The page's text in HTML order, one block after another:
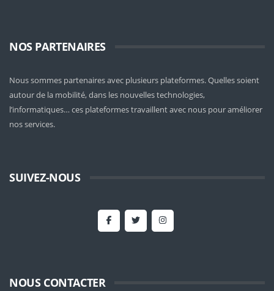
NOS PARTENAIRES
Nous sommes partenaires avec plusieurs plateformes. Quelles soient
autour de la mobilité, dans les nouvelles technologies,
l’informatiques… ces plateformes travaillent avec nous pour améliorer
nos services.
SUIVEZ-NOUS
NOUS CONTACTER